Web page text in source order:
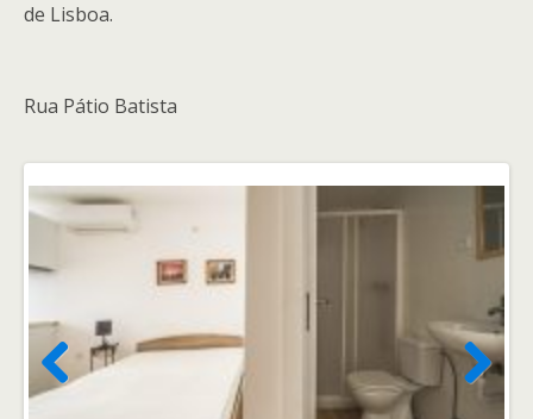
de Lisboa.
Rua Pátio Batista
Previ
Next